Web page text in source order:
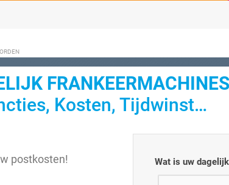
Kosten, Tijdwinst…
postkosten! Wat is uw